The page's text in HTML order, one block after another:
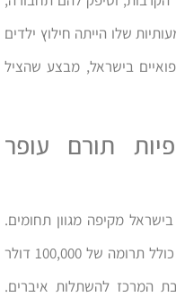
שלו הייתה חילוץ ילדים
בישראל, מבצע שהציל
תורם עופר
מקיפה מגוון תחומים.
הוא תורם באופן משמעותי לבתי חולים, כולל תרומה של 100,000 דולר
המרכז להשתלות איברים.